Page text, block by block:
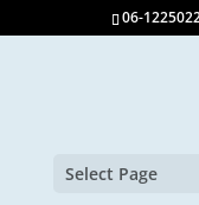
06-
Select Page